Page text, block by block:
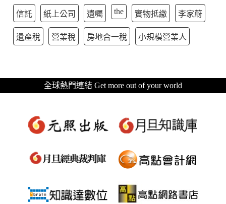
信託 紙上公司 遺囑 the 實物抵繳 李家蔚
遺產稅 營業稅 房地合一稅 小規模營業人
全球熱門連結 Get more out of your world